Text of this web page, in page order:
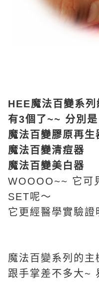
HEE魔法百變系
有3個了~~ 分別是
魔法百變膠原再生
魔法百變清痘器
魔法百變美白器
WOOOO~~ 它可
SET呢～
它更經醫學實驗
魔法百變系列的主
跟手掌差不多大~